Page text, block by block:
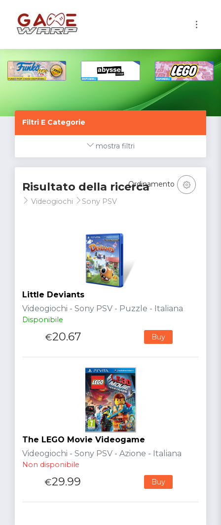
Filtri E Categorie
mostra filtri
Risultato della ricerca
Videogiochi Sony PSV
Ordinamento
Little Deviants
Videogiochi - Sony PSV - Puzzle - Italiana
Disponibile
€20.67 Buy
The LEGO Movie Videogame
Videogiochi - Sony PSV - Azione - Italiana
Non disponibile
€29.99 Buy